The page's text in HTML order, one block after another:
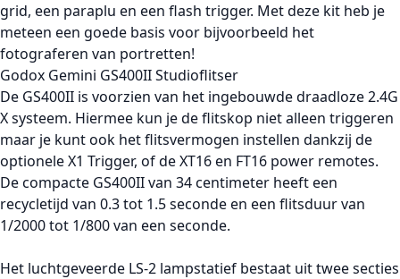
grid, een paraplu en een flash trigger. Met deze kit heb je
meteen een goede basis voor bijvoorbeeld het
fotograferen van portretten!
Godox Gemini GS400II Studioflitser
De GS400II is voorzien van het ingebouwde draadloze 2.4G
X systeem. Hiermee kun je de flitskop niet alleen triggeren
maar je kunt ook het flitsvermogen instellen dankzij de
optionele X1 Trigger, of de XT16 en FT16 power remotes.
De compacte GS400II van 34 centimeter heeft een
recycletijd van 0.3 tot 1.5 seconde en een flitsduur van
1/2000 tot 1/800 van een seconde.
Het luchtgeveerde LS-2 lampstatief bestaat uit twee secties